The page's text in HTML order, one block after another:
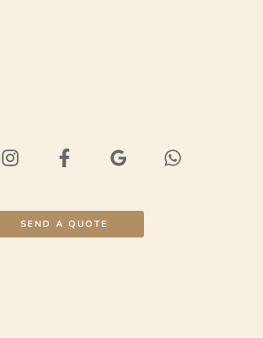
SEND A QUOTE